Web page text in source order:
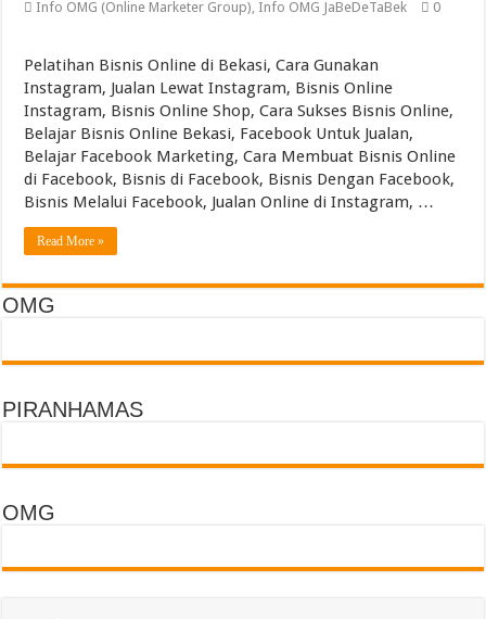
Torch Mig Gun TWECO dan WELDSKILL CIGWELD
Beachfront vs Inland Bali Villas Daily Routines and Transport
Lemari Asam Laboratorium dan PP Storage Cabinet Laboratorium
Info OMG (Online Marketer Group), Info OMG JaBeDeTaBek 0
Pelatihan Bisnis Online di Bekasi, Cara Gunakan
Instagram, Jualan Lewat Instagram, Bisnis Online
Instagram, Bisnis Online Shop, Cara Sukses Bisnis Online,
Belajar Bisnis Online Bekasi, Facebook Untuk Jualan,
Belajar Facebook Marketing, Cara Membuat Bisnis Online
di Facebook, Bisnis di Facebook, Bisnis Dengan Facebook,
Bisnis Melalui Facebook, Jualan Online di Instagram, …
Read More »
OMG
PIRANHAMAS
OMG